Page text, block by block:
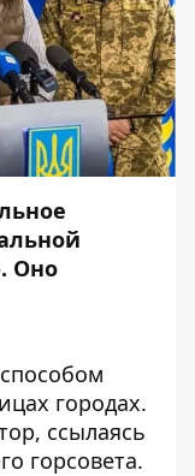
Оно
городах.
, ссылаясь
горсовета.